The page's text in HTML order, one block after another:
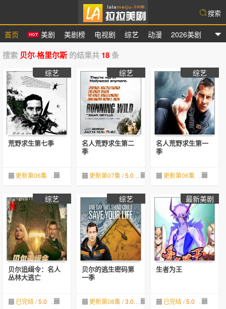
拉拉美剧
首页 美剧 美剧榜 电视剧 综艺 动漫 2026美剧
搜索
搜索 贝尔·格里尔斯 的结果共 18 条
综艺
荒野求生第七季
更新第06集
综艺
名人荒野求生第二
季
更新第07集/5.0 04-04
综艺
名人荒野求生第一
季
更新第06集
综艺
贝尔追缉令：名人
丛林大逃亡
已完结/5.0
综艺
贝尔的逃生密码第
一季
更新第08集/3.0 01-10
最新美剧
生者为王
已完结/5.0